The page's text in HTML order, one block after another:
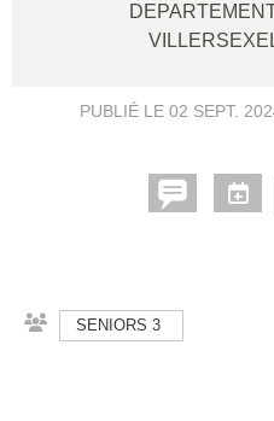
PUBLIÉ LE 02 SEPT.
SENIORS 3